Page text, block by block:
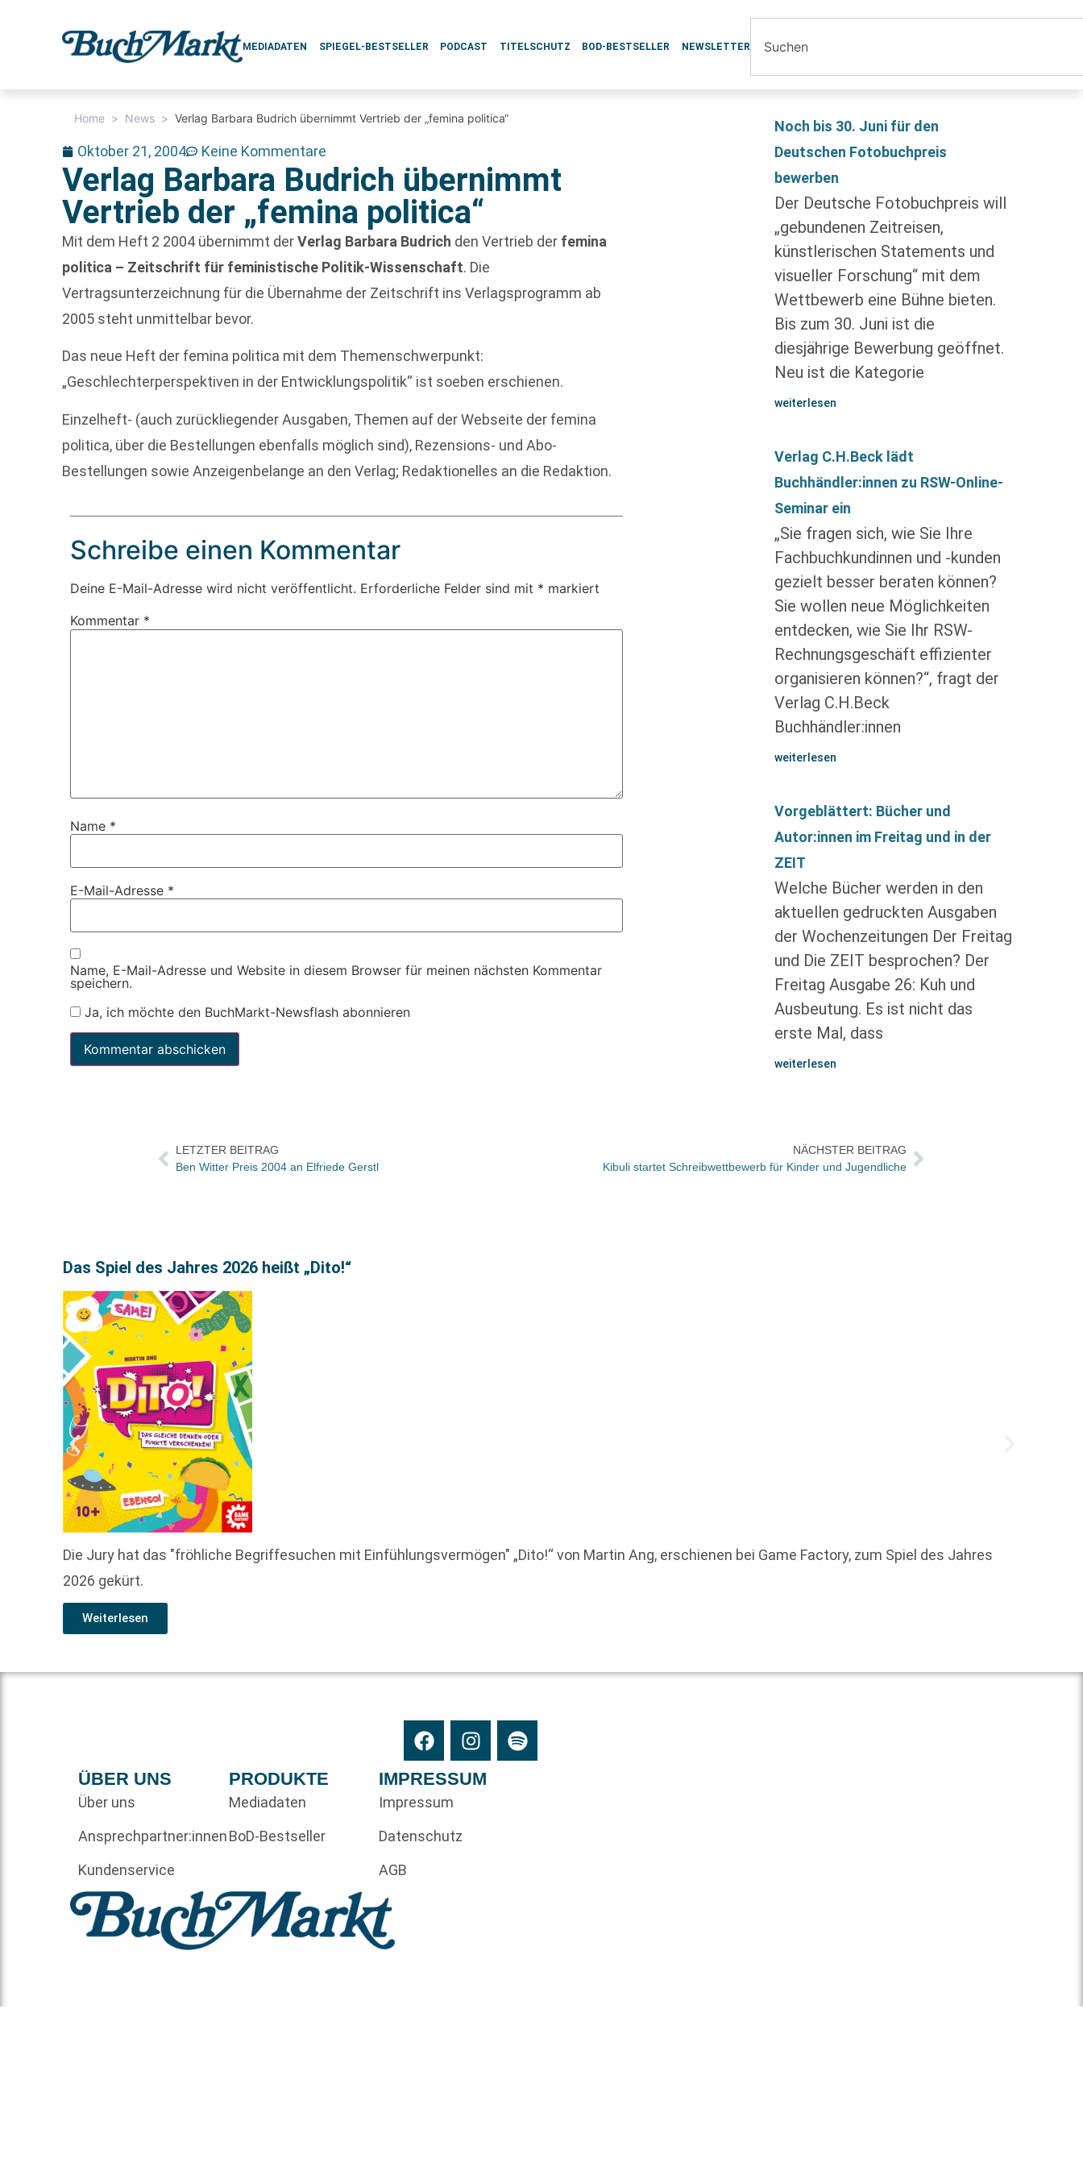
MEDIADATEN SPIEGEL-BESTSELLER PODCAST TITELSCHUTZ BOD-BESTSELLER NEWSLETTER
Home > News > Verlag Barbara Budrich übernimmt Vertrieb der „femina politica“
Oktober 21, 2004 Keine Kommentare
Verlag Barbara Budrich übernimmt
Vertrieb der „femina politica“
Mit dem Heft 2 2004 übernimmt derVerlag Barbara Budrich den Vertrieb der femina
politica – Zeitschrift für feministische Politik-Wissenschaft. Die
Vertragsunterzeichnung für die Übernahme der Zeitschrift ins Verlagsprogramm ab
2005 steht unmittelbar bevor.
Das neue Heft der femina politica mit dem Themenschwerpunkt:
„Geschlechterperspektiven in der Entwicklungspolitik“ ist soeben erschienen.
Einzelheft- (auch zurückliegender Ausgaben, Themen auf der Webseite der femina
politica, über die Bestellungen ebenfalls möglich sind), Rezensions- und Abo-
Bestellungen sowie Anzeigenbelange an den Verlag; Redaktionelles an die Redaktion.
Schreibe einen Kommentar
Deine E-Mail-Adresse wird nicht veröffentlicht. Erforderliche Felder sind mit * markiert
Kommentar *
Name *
E-Mail-Adresse *
Name, E-Mail-Adresse und Website in diesem Browser für meinen nächsten Kommentar
speichern.
Ja, ich möchte den BuchMarkt-Newsflash abonnieren
Noch bis 30. Juni für den
Deutschen Fotobuchpreis
bewerben
Der Deutsche Fotobuchpreis will
„gebundenen Zeitreisen,
künstlerischen Statements und
visueller Forschung“ mit dem
Wettbewerb eine Bühne bieten.
Bis zum 30. Juni ist die
diesjährige Bewerbung geöffnet.
Neu ist die Kategorie
weiterlesen
Verlag C.H.Beck lädt
Buchhändler:innen zu RSW-Online-
Seminar ein
„Sie fragen sich, wie Sie Ihre
Fachbuchkundinnen und -kunden
gezielt besser beraten können?
Sie wollen neue Möglichkeiten
entdecken, wie Sie Ihr RSW-
Rechnungsgeschäft effizienter
organisieren können?“, fragt der
Verlag C.H.Beck
Buchhändler:innen
weiterlesen
Vorgeblättert: Bücher und
Autor:innen im Freitag und in der
ZEIT
Welche Bücher werden in den
aktuellen gedruckten Ausgaben
der Wochenzeitungen Der Freitag
und Die ZEIT besprochen? Der
Freitag Ausgabe 26: Kuh und
Ausbeutung. Es ist nicht das
erste Mal, dass
weiterlesen
LETZTER BEITRAG
Ben Witter Preis 2004 an Elfriede Gerstl
NÄCHSTER BEITRAG
Kibuli startet Schreibwettbewerb für Kinder und Jugendliche
Das Spiel des Jahres 2026 heißt „Dito!“
Die Jury hat das "fröhliche Begriffesuchen mit Einfühlungsvermögen" „Dito!“ von Martin Ang, erschienen bei Game Factory, zum Spiel des Jahres
2026 gekürt.
Weiterlesen
ÜBER UNS
Über uns
Ansprechpartner:innen
Kundenservice
PRODUKTE
Mediadaten
BoD-Bestseller
IMPRESSUM
Impressum
Datenschutz
AGB